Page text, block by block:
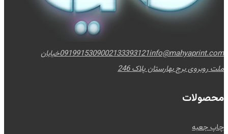
0919915309002133393121info@mahyaprint.com
خیابان
ملت روبروی برج بهارستان پلاک 246
محصولات
چاپ جعبه